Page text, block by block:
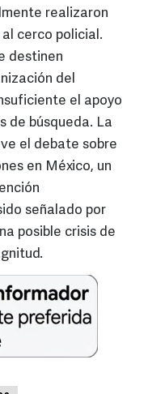
realizaron
cerco policial.
destinen
del
el apoyo
de búsqueda. La
el debate sobre
en México, un
señalado por
posible crisis de